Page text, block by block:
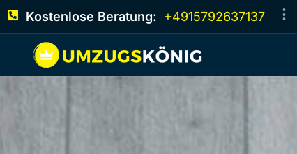
Kostenlose Beratung: +4915792637137